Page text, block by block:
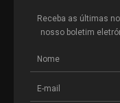
Receba as últimas
nosso boletim